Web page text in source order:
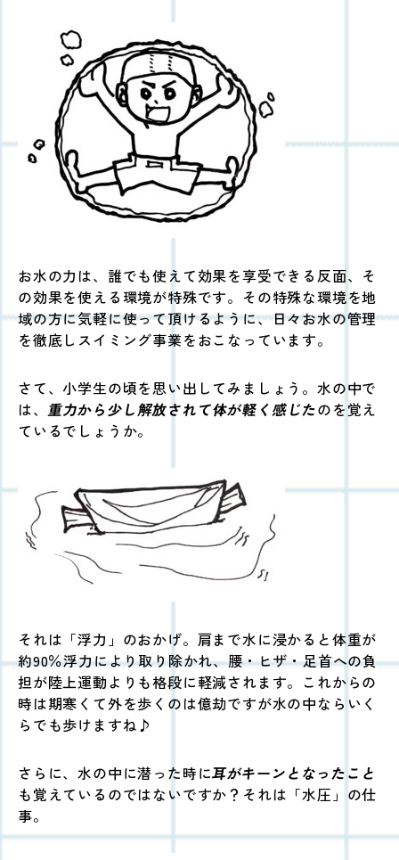
お水の力は、誰でも使えて効果を享受できる反面、そ
の効果を使える環境が特殊です。その特殊な環境を地
域の方に気軽に使って頂けるように、日々お水の管理
を徹底しスイミング事業をおこなっています。
さて、小学生の頃を思い出してみましょう。水の中で
は、重力から少し解放されて体が軽く感じたのを覚え
ているでしょうか。
それは「浮力」のおかげ。肩まで水に浸かると体重が
約90％浮力により取り除かれ、腰・ヒザ・足首への負
担が陸上運動よりも格段に軽減されます。これからの
時は期寒くて外を歩くのは億劫ですが水の中ならいく
らでも歩けますね♪
さらに、水の中に潜った時に耳がキーンとなったこと
も覚えているのではないですか？それは「水圧」の仕
事。